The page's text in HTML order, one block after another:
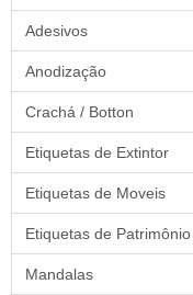
Adesivos
Anodização
Crachá / Botton
Etiquetas de Extintor
Etiquetas de Moveis
Etiquetas de Patrimônio
Mandalas